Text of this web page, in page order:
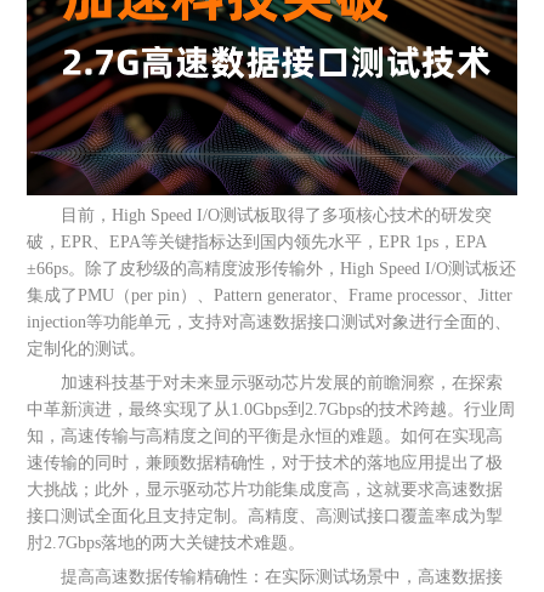
目前，High Speed I/O测试板取得了多项核心技术的研发突
破，EPR、EPA等关键指标达到国内领先水平，EPR 1ps，EPA
±66ps。除了皮秒级的高精度波形传输外，High Speed I/O测试板还
集成了PMU（per pin）、Pattern generator、Frame processor、Jitter
injection等功能单元，支持对高速数据接口测试对象进行全面的、
定制化的测试。
加速科技基于对未来显示驱动芯片发展的前瞻洞察，在探索
中革新演进，最终实现了从1.0Gbps到2.7Gbps的技术跨越。行业周
知，高速传输与高精度之间的平衡是永恒的难题。如何在实现高
速传输的同时，兼顾数据精确性，对于技术的落地应用提出了极
大挑战；此外，显示驱动芯片功能集成度高，这就要求高速数据
接口测试全面化且支持定制。高精度、高测试接口覆盖率成为掣
肘2.7Gbps落地的两大关键技术难题。
提高高速数据传输精确性：在实际测试场景中，高速数据接